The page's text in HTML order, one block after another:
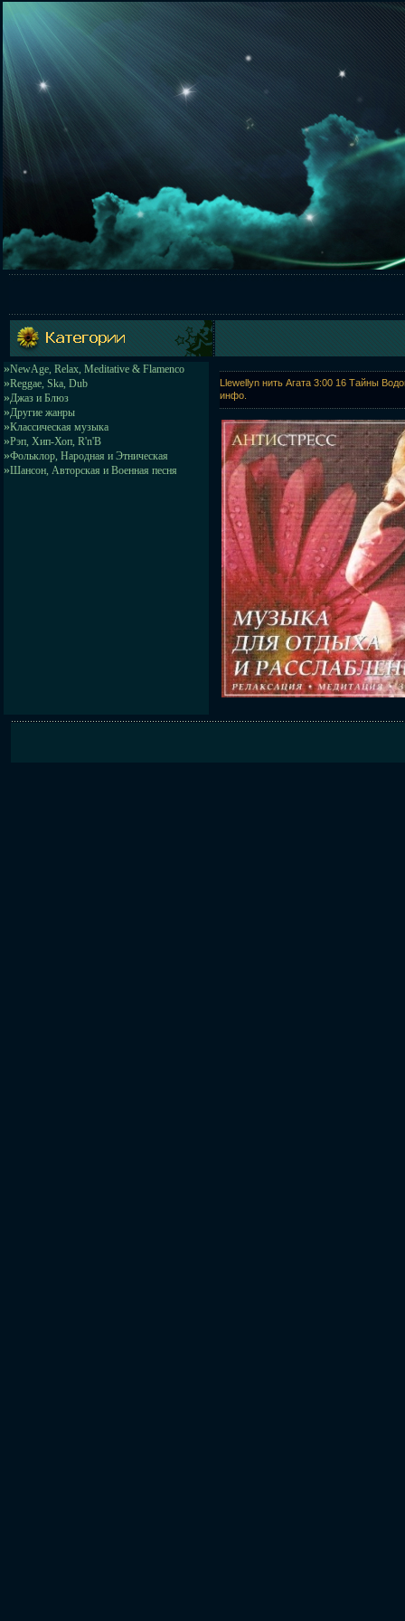
»NewAge, Relax, Meditative & Flamenco
»Reggae, Ska, Dub
»Джаз и Блюз
»Другие жанры
»Классическая музыка
»Рэп, Хип-Хоп, R'n'B
»Фольклор, Народная и Этническая
»Шансон, Авторская и Военная песня
Llewellyn нить Агата 3:00 16 Тайны
инфо.